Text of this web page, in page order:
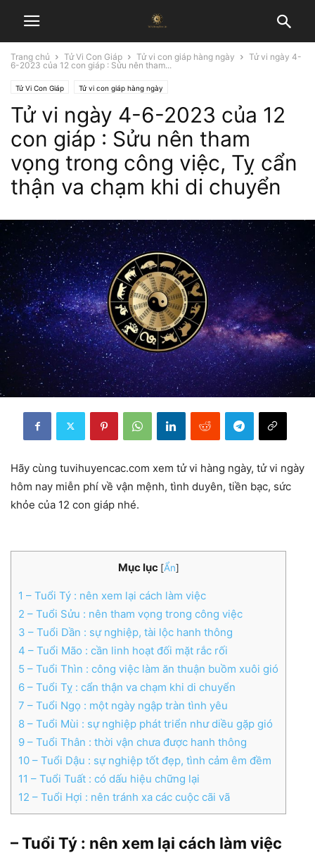
Trang chủ Tử Vi Con Giáp Tử vi con giáp hàng ngày
Tử vi ngày 4-
6-2023 của 12 con giáp : Sửu nên tham...
Tử Vi Con Giáp Tử vi con giáp hàng ngày
Tử vi ngày 4-6-2023 của 12
con giáp : Sửu nên tham
vọng trong công việc, Tỵ cẩn
thận va chạm khi di chuyển
Hãy cùng tuvihuyencac.com xem tử vi hàng ngày, tử vi ngày
hôm nay miễn phí về vận mệnh, tình duyên, tiền bạc, sức
khỏe của 12 con giáp nhé.
Mục lục [Ẩn]
1 – Tuổi Tý : nên xem lại cách làm việc
2 – Tuổi Sửu : nên tham vọng trong công việc
3 – Tuổi Dần : sự nghiệp, tài lộc hanh thông
4 – Tuổi Mão : cần linh hoạt đối mặt rắc rối
5 – Tuổi Thìn : công việc làm ăn thuận buồm xuôi gió
6 – Tuổi Tỵ : cẩn thận va chạm khi di chuyển
7 – Tuổi Ngọ : một ngày ngập tràn tình yêu
8 – Tuổi Mùi : sự nghiệp phát triển như diều gặp gió
9 – Tuổi Thân : thời vận chưa được hanh thông
10 – Tuổi Dậu : sự nghiệp tốt đẹp, tình cảm êm đềm
11 – Tuổi Tuất : có dấu hiệu chững lại
12 – Tuổi Hợi : nên tránh xa các cuộc cãi vã
– Tuổi Tý : nên xem lại cách làm việc